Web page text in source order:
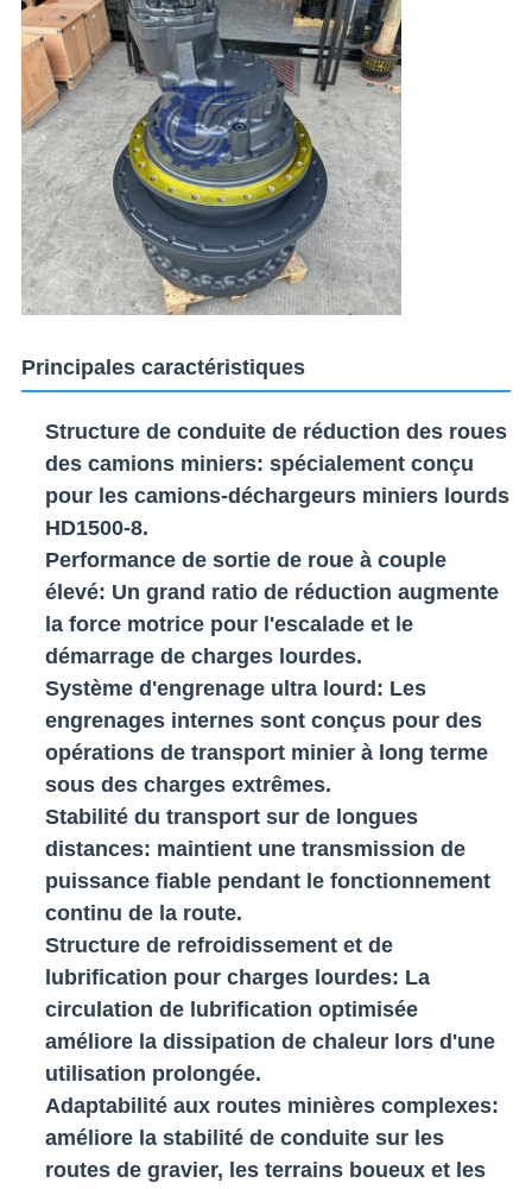
Principales caractéristiques
Structure de conduite de réduction des roues
des camions miniers: spécialement conçu
pour les camions-déchargeurs miniers lourds
HD1500-8.
Performance de sortie de roue à couple
élevé: Un grand ratio de réduction augmente
la force motrice pour l'escalade et le
démarrage de charges lourdes.
Système d'engrenage ultra lourd : Les
engrenages internes sont conçus pour des
opérations de transport minier à long terme
sous des charges extrêmes.
Stabilité du transport sur de longues
distances: maintient une transmission de
puissance fiable pendant le fonctionnement
continu de la route.
Structure de refroidissement et de
lubrification pour charges lourdes: La
circulation de lubrification optimisée
améliore la dissipation de chaleur lors d'une
utilisation prolongée.
Adaptabilité aux routes minières complexes:
améliore la stabilité de conduite sur les
routes de gravier, les terrains boueux et les